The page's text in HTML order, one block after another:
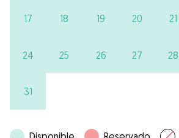
17 18 19 20 21
24 25 26 27 28
31